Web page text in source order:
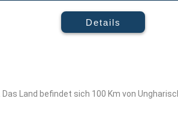
Details
Das Land befindet sich 100 Km von